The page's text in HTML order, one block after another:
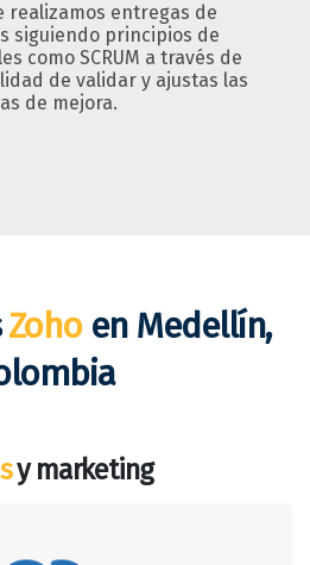
realizamos entregas de
siguiendo principios de
como SCRUM a través de
de validar y ajustas las
de mejora.
Zohoen Medellín,
y marketing